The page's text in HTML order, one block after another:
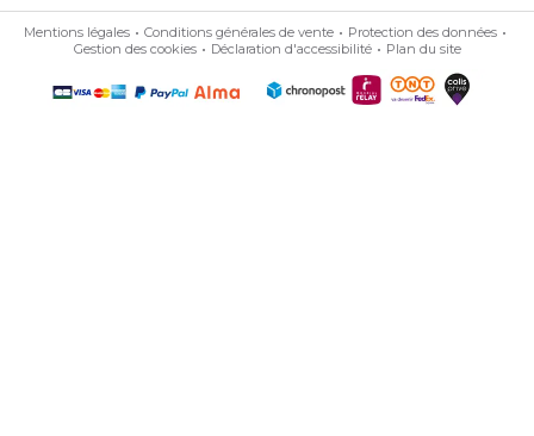
Mentions légales Conditions générales de vente
Protection des données
Gestion des cookies
Déclaration d'accessibilité Plan du site